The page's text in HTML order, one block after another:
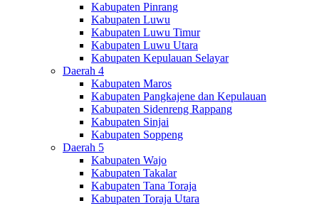
Kabupaten Pinrang
Kabupaten Luwu
Kabupaten Luwu Timur
Kabupaten Luwu Utara
Kabupaten Kepulauan Selayar
Daerah 4
Kabupaten Maros
Kabupaten Pangkajene dan Kepulauan
Kabupaten Sidenreng Rappang
Kabupaten Sinjai
Kabupaten Soppeng
Daerah 5
Kabupaten Wajo
Kabupaten Takalar
Kabupaten Tana Toraja
Kabupaten Toraja Utara